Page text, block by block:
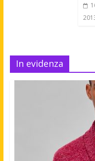
In evidenza